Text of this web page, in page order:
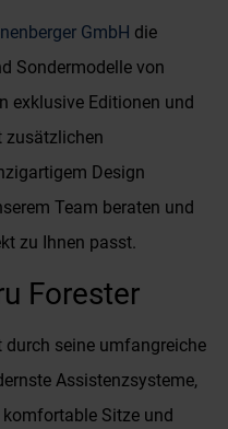
GmbH die
Sondermodelle von
exklusive Editionen und
zusätzlichen
Design
Team beraten und
zu Ihnen passt.
Forester
durch seine umfangreiche
Assistenzsysteme,
Sitze und